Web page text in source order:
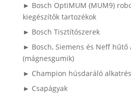
► Bosch OptiMUM (MUM9)
kiegészítők tartozékok
► Bosch Tisztítószerek
► Bosch, Siemens és Neff hűtő
(mágnesgumik)
► Champion húsdaráló
► Csapágyak